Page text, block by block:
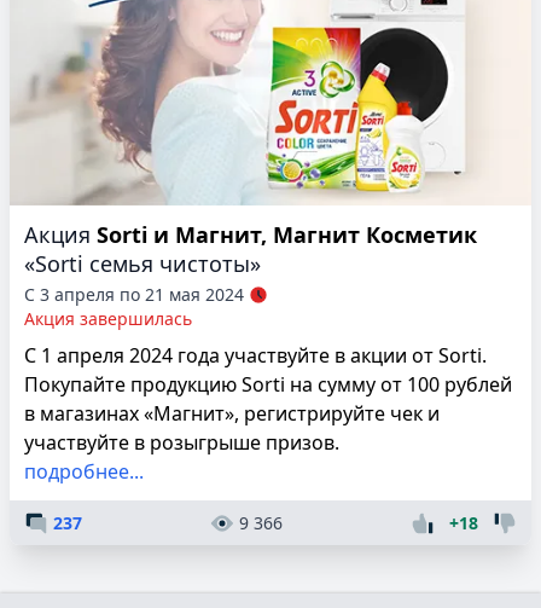
Акция Sorti и Магнит, Магнит Косметик
«Sorti семья чистоты»
С 3 апреля по 21 мая 2024
Акция завершилась
С 1 апреля 2024 года участвуйте в акции от Sorti.
Покупайте продукцию Sorti на сумму от 100 рублей
в магазинах «Магнит», регистрируйте чек и
участвуйте в розыгрыше призов.
подробнее...
237 9 366 +18